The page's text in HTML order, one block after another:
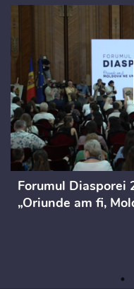
Forumul Diasporei
„Oriunde am fi,